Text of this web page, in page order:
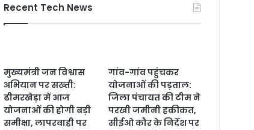
Recent Tech News
मुख्यमंत्री जन विश्वास
अभियान पर सख्ती:
ढीमरखेड़ा में आज
योजनाओं की होगी बड़ी
समीक्षा, लापरवाही पर
गांव-गांव पहुंचकर
योजनाओं की पड़ताल:
जिला पंचायत की टीम ने
परखी जमीनी हकीकत,
सीईओ कौर के निर्देश पर